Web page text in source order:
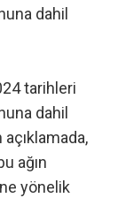
dahil
tarihleri
dahil
ağın
yönelik